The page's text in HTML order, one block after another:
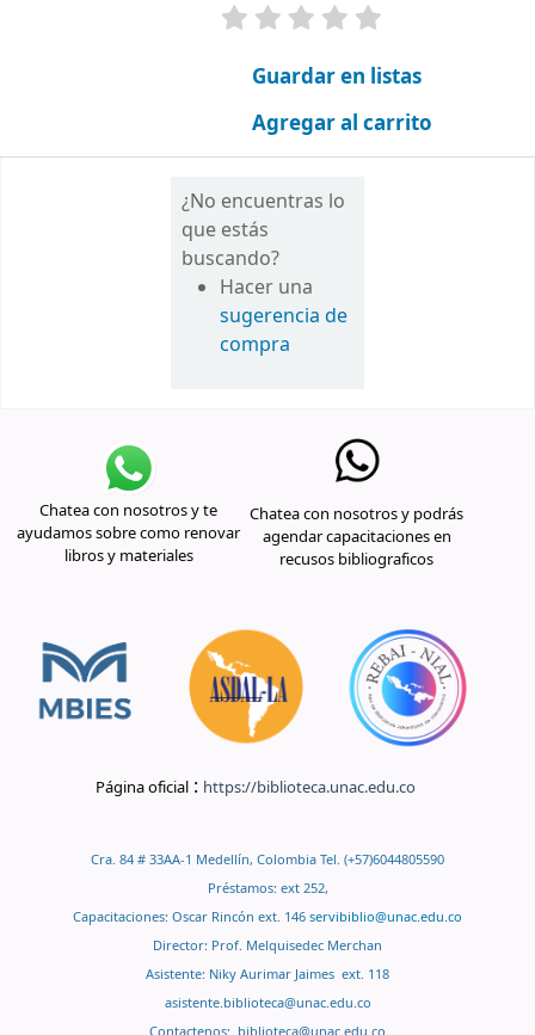
valoración
Guardar en listas
Agregar al carrito
¿No encuentras lo
que estás
buscando?
Hacer una
sugerencia de
compra
Chatea con nosotros y te
ayudamos sobre como renovar
libros y materiales
Chatea con nosotros y podrás
agendar capacitaciones en
recusos bibliograficos
Página oficial : https://biblioteca.unac.edu.co
Cra. 84 # 33AA-1 Medellín, Colombia Tel. (+57)6044805590
Préstamos: ext 252,
Capacitaciones: Oscar Rincón ext. 146 servibiblio@unac.edu.co
Director: Prof. Melquisedec Merchan
Asistente: Niky Aurimar Jaimes ext. 118
asistente.biblioteca@unac.edu.co